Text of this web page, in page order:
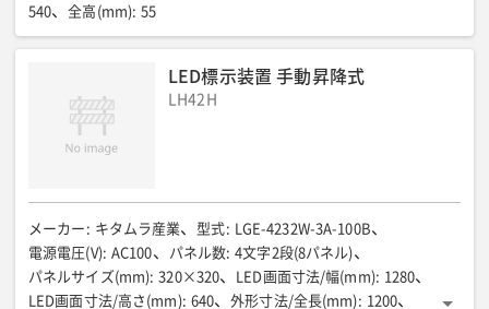
540
全高(mm): 55
LED標示装置 手動昇降式
LH42H
メーカー : キタムラ産業 型式: LGE-4232W-3A-100B
電源電圧(V): AC100 パネル数: 4文字2段(8パネル)
パネルサイズ(mm): 320×320 LED画面寸法/幅(mm): 1280
LED画面寸法/高さ(mm): 640 外形寸法/全長(mm): 1200